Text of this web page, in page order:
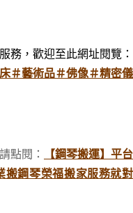
務，歡迎至此網址閱覽：
＃藝術品＃佛像＃精密儀
點閱：
【鋼琴搬運】平台
搬鋼琴榮福搬家服務就對